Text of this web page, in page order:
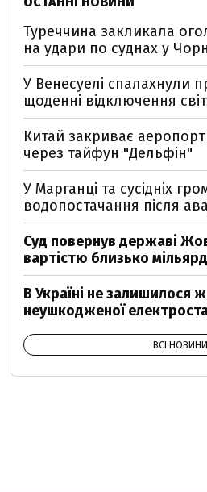
Туреччина закликала
на удари по суднах у
У Венесуелі спалахнули
щоденні відключення
Китай закриває аеропорт
через тайфун "Дельфін"
У Марганці та сусідніх
водопостачання після
Суд повернув державі
вартістю близько
В Україні не залишилося
неушкодженої
ВСІ НОВИНИ